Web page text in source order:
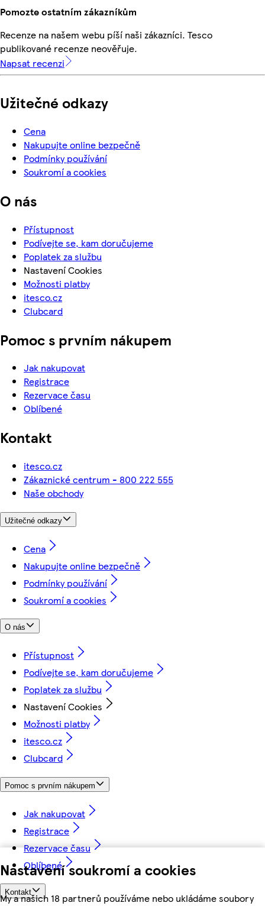
Nastavení soukromí a cookies
My a našich 18 partnerů používáme nebo ukládáme soubory
Pomozte ostatním zákazníkům
Recenze na našem webu píší naši zákazníci. Tesco
publikované recenze neověřuje.
Napsat recenzi
Užitečné odkazy
Cena
Nakupujte online bezpečně
Podmínky používání
Soukromí a cookies
O nás
Přístupnost
Podívejte se, kam doručujeme
Poplatek za službu
Nastavení Cookies
Možnosti platby
itesco.cz
Clubcard
Pomoc s prvním nákupem
Jak nakupovat
Registrace
Rezervace času
Oblíbené
Kontakt
itesco.cz
Zákaznické centrum - 800 222 555
Naše obchody
Užitečné odkazy
Cena
Nakupujte online bezpečně
Podmínky používání
Soukromí a cookies
O nás
Přístupnost
Podívejte se, kam doručujeme
Poplatek za službu
Nastavení Cookies
Možnosti platby
itesco.cz
Clubcard
Pomoc s prvním nákupem
Jak nakupovat
Registrace
Rezervace času
Oblíbené
Kontakt